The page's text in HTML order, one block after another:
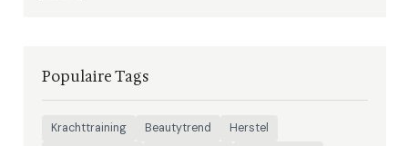
Populaire Tags
Krachttraining Beautytrend
Herstel